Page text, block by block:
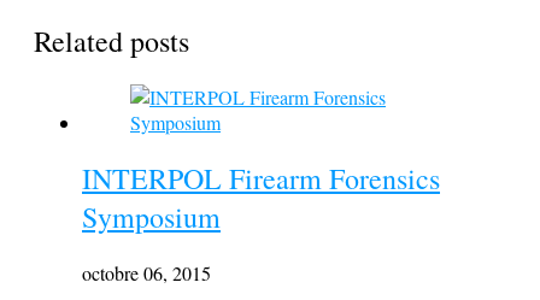
Related posts
INTERPOL Firearm Forensics
Symposium
octobre 06, 2015